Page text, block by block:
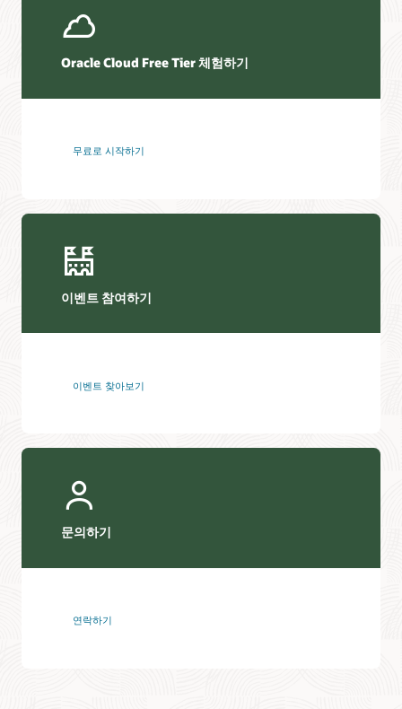
Oracle Cloud Free Tier 체험하기
무료로 시작하기
이벤트 참여하기
이벤트 찾아보기
문의하기
연락하기